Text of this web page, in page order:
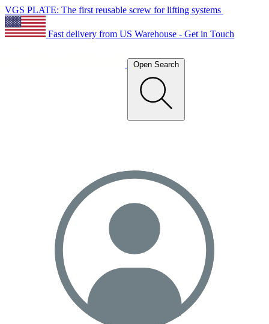
VGS PLATE: The first reusable screw for lifting systems
Fast delivery from US Warehouse - Get in Touch
Open Search